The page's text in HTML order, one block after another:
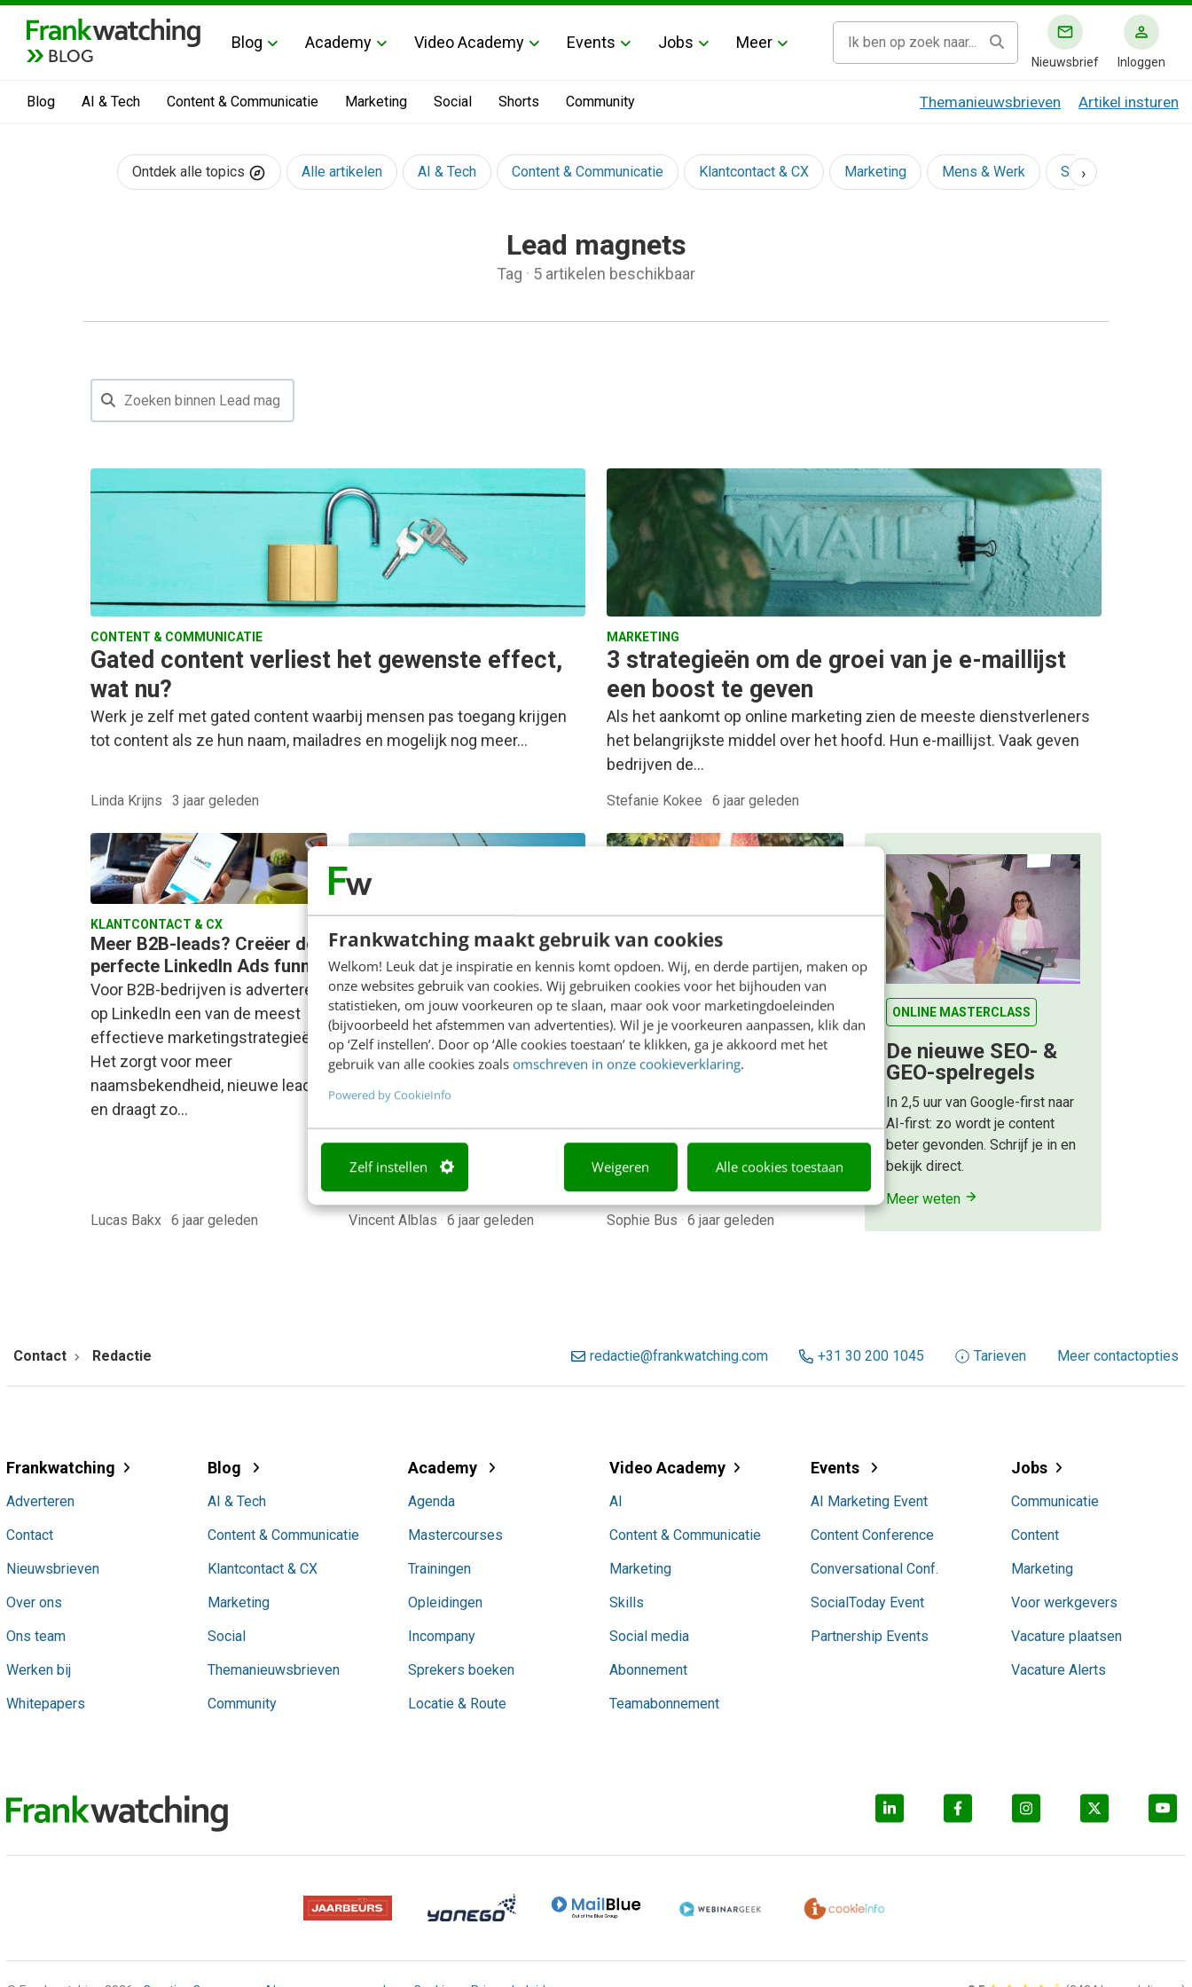
Frankwatching maakt gebruik van cookies
Welkom! Leuk dat je inspiratie en kennis komt opdoen. Wij, en derde partijen, maken op
onze websites gebruik van cookies. Wij gebruiken cookies voor het bijhouden van
statistieken, om jouw voorkeuren op te slaan, maar ook voor marketingdoeleinden
(bijvoorbeeld het afstemmen van advertenties). Wil je je voorkeuren aanpassen, klik dan
op ‘Zelf instellen’. Door op ‘Alle cookies toestaan’ te klikken, ga je akkoord met het
gebruik van alle cookies zoals omschreven in onze cookieverklaring.
Powered by CookieInfo
Zelf instellen Weigeren Alle cookies toestaan
BLOG
Blog Academy Video Academy Events Jobs Meer
Nieuwsbrief Inloggen
Blog AI & Tech Content & Communicatie Marketing Social Shorts Community Themanieuwsbrieven Artikel insturen
Ontdek alle topics Alle artikelen AI & Tech Content & Communicatie Klantcontact & CX Marketing Mens & Werk Social
›
Lead magnets
Tag · 5 artikelen beschikbaar
CONTENT & COMMUNICATIE
Gated content verliest het gewenste effect,
wat nu?
Werk je zelf met gated content waarbij mensen pas toegang krijgen
tot content als ze hun naam, mailadres en mogelijk nog meer…
Linda Krijns · 3 jaar geleden
MARKETING
3 strategieën om de groei van je e-maillijst
een boost te geven
Als het aankomt op online marketing zien de meeste dienstverleners
het belangrijkste middel over het hoofd. Hun e-maillijst. Vaak geven
bedrijven de…
Stefanie Kokee · 6 jaar geleden
KLANTCONTACT & CX
Meer B2B-leads? Creëer de
perfecte LinkedIn Ads funnel
Voor B2B-bedrijven is adverteren
op LinkedIn een van de meest
effectieve marketingstrategieën.
Het zorgt voor meer
naamsbekendheid, nieuwe leads
en draagt zo…
Lucas Bakx · 6 jaar geleden
Dit ultieme geheim om je
bedrijf te laten groeien vind
je nergens op het internet
Column - Ik heb als marketeer
weinig unieke dingen te zeggen.
Het is hard maar waar, maar er is
Vincent Alblas · 6 jaar geleden
14x met content zorgen voor
bruikbare leads
Stel, je genereert een heleboel
websiteverkeer door regelmatig
interessante content te plaatsen.
En je wil deze bezoekers
Sophie Bus · 6 jaar geleden
ONLINE MASTERCLASS
De nieuwe SEO- &
GEO-spelregels
In 2,5 uur van Google-first naar
AI-first: zo wordt je content
beter gevonden. Schrijf je in en
bekijk direct.
Meer weten
Contact Redactie redactie@frankwatching.com +31 30 200 1045 Tarieven Meer contactopties
Frankwatching
Adverteren
Contact
Nieuwsbrieven
Over ons
Ons team
Werken bij
Whitepapers
Blog
AI & Tech
Content & Communicatie
Klantcontact & CX
Marketing
Social
Themanieuwsbrieven
Community
Academy
Agenda
Mastercourses
Trainingen
Opleidingen
Incompany
Sprekers boeken
Locatie & Route
Video Academy
AI
Content & Communicatie
Marketing
Skills
Social media
Abonnement
Teamabonnement
Events
AI Marketing Event
Content Conference
Conversational Conf.
SocialToday Event
Partnership Events
Jobs
Communicatie
Content
Marketing
Voor werkgevers
Vacature plaatsen
Vacature Alerts